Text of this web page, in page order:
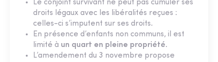
Le conjoint survivant ne peut pas cumuler ses
droits légaux avec les libéralités reçues :
celles-ci s’imputent sur ses droits.
En présence d’enfants non communs, il est
limité à un quart en pleine propriété.
L’amendement du 3 novembre propose